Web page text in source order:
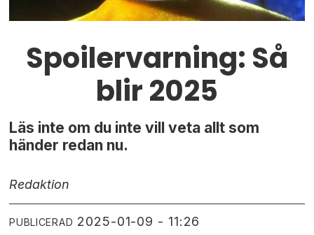
Spoilervarning: Så
blir 2025
Läs inte om du inte vill veta allt som
händer redan nu.
Redaktion
PUBLICERAD 2025-01-09 - 11:26